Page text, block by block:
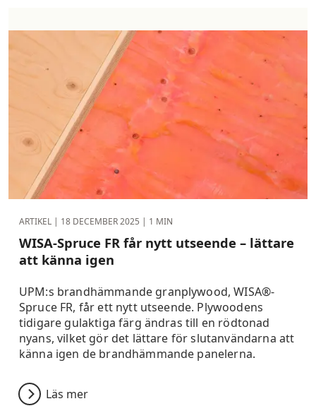
ARTIKEL | 18 DECEMBER 2025 | 1 MIN
WISA-Spruce FR får nytt utseende – lättare
att känna igen
UPM:s brandhämmande granplywood, WISA®-
Spruce FR, får ett nytt utseende. Plywoodens
tidigare gulaktiga färg ändras till en rödtonad
nyans, vilket gör det lättare för slutanvändarna att
känna igen de brandhämmande panelerna.
Läs mer